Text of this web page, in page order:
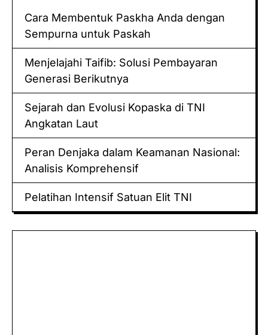
Cara Membentuk Paskha Anda dengan
Sempurna untuk Paskah
Menjelajahi Taifib: Solusi Pembayaran
Generasi Berikutnya
Sejarah dan Evolusi Kopaska di TNI
Angkatan Laut
Peran Denjaka dalam Keamanan Nasional:
Analisis Komprehensif
Pelatihan Intensif Satuan Elit TNI